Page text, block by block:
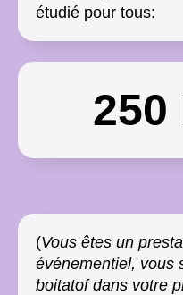
étudié pour tous:
250
(Vous êtes un
événementiel, vous
boitatof dans votre